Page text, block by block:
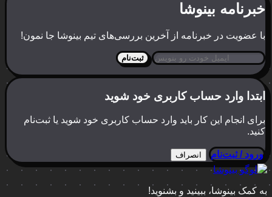
خبرنامه بینوشا
با عضویت در خبرنامه از آخرین بررسی‌های تیم بینوشا جا نمون!
ثبت‌نام
ابتدا وارد حساب کاربری خود شوید
برای انجام این کار باید وارد حساب کاربری خود شوید یا ثبت‌نام
کنید.
ورود / ثبت‌نام انصراف
به کمک بینوشا، ببینید و بشنوید!